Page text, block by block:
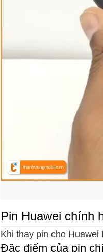
Pin Huawei chính
Khi thay pin cho
Đặc điểm của pin